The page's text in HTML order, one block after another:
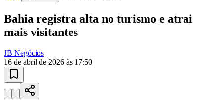
Vitória
10 anos de JBnovo portal
Esportes ao Vivo
atualizadas